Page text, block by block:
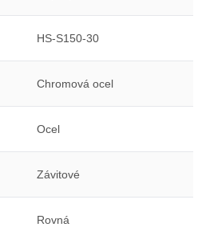
HS-S150-30
Chromová ocel
Ocel
Závitové
Rovná